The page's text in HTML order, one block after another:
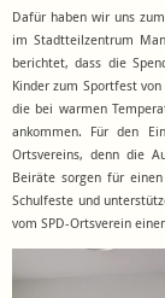
Dafür haben wir uns
im Stadtteilzentrum
berichtet, dass die
Kinder zum Sportfest
die bei warmen
ankommen. Für den
Ortsvereins, denn die
Beiräte sorgen für
Schulfeste und
vom SPD-Ortsverein